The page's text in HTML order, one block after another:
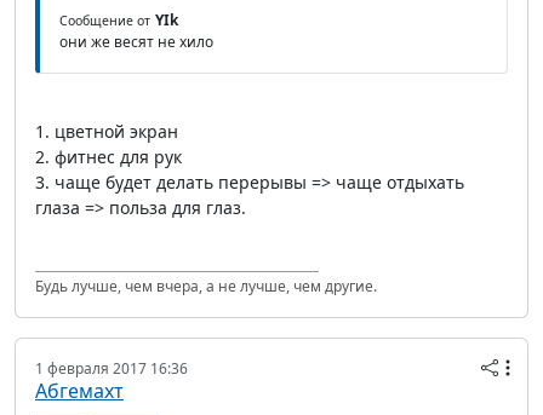
Сообщение от YIk
они же весят не хило
1. цветной экран
2. фитнес для рук
3. чаще будет делать перерывы => чаще отдыхать
глаза => польза для глаз.
Будь лучше, чем вчера, а не лучше, чем другие.
1 февраля 2017 16:36
Абгемахт